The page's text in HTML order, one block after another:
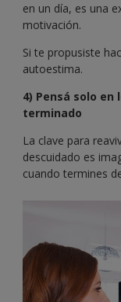
en un día, es una
motivación.
Si te propusiste
autoestima.
4) Pensá solo
terminado
La clave para
descuidado es
cuando termines